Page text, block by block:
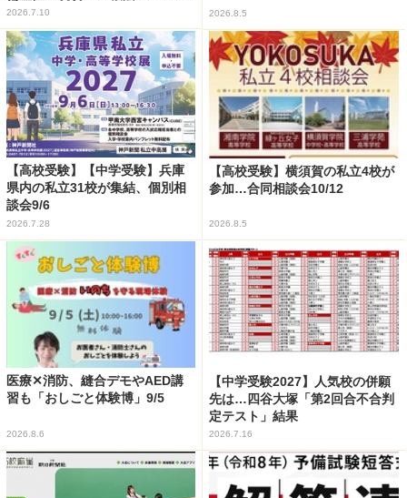
2026.7.10 2026.8.5
【高校受験】【中学受験】兵庫
県内の私立31校が集結、個別相
談会9/6
2026.7.28
【高校受験】横須賀の私立4校が
参加…合同相談会10/12
2026.8.5
医療✕消防、縫合デモやAED講
習も「おしごと体験博」9/5
2026.8.6
【中学受験2027】人気校の併願
先は…四谷大塚「第2回合不合判
定テスト」結果
2026.7.16